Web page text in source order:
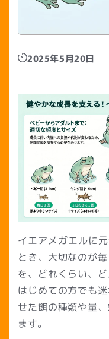
2025年5月20日
イエアメガエルに
とき、大切なのが
を、どれくらい、
はじめての方でも
せた餌の種類や量
ます。